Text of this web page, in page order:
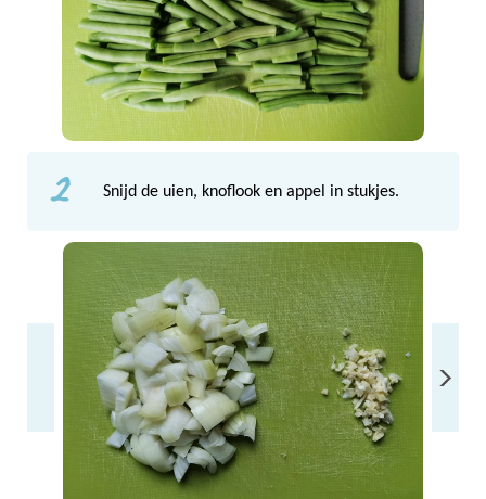
2 Snijd de uien, knoflook en appel in stukjes.